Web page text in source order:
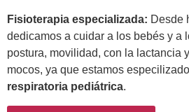
Fisioterapia especializada: Desde
dedicamos a cuidar a los bebés y a
postura, movilidad, con la lactancia
mocos, ya que estamos
respiratoria pediátrica.